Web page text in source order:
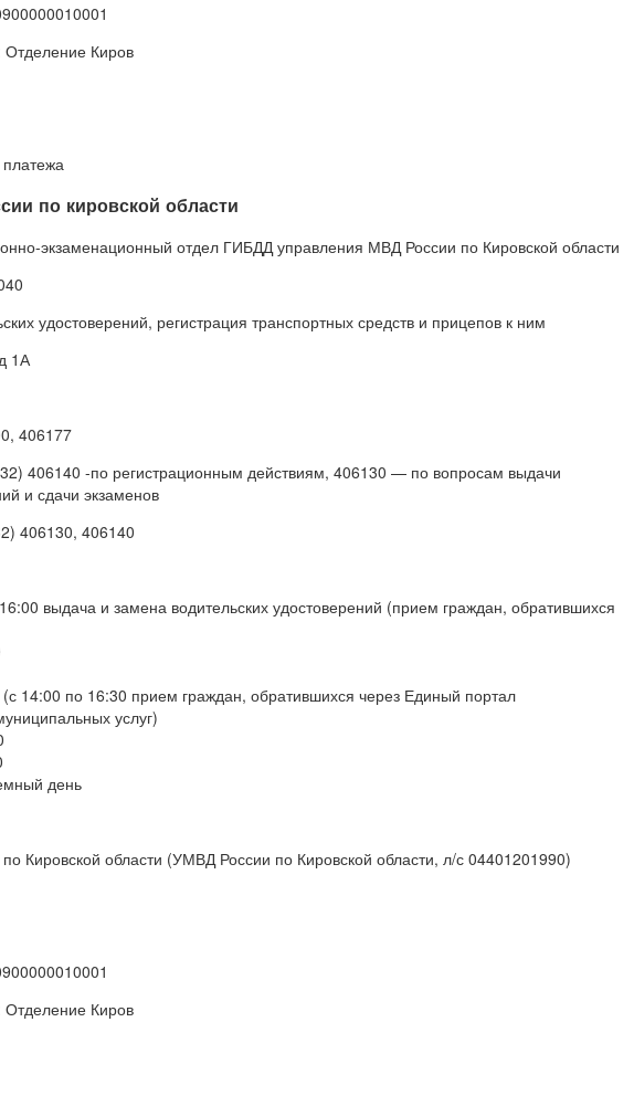
Отделение Киров
по кировской области
экзаменационный отдел ГИБДД управления МВД России по Кировской области
удостоверений, регистрация транспортных средств и прицепов к ним
1А
406177
406140 -по регистрационным действиям, 406130 — по вопросам выдачи
и сдачи экзаменов
406130, 406140
выдача и замена водительских удостоверений (прием граждан, обратившихся
14:00 по 16:30 прием граждан, обратившихся через Единый портал
услуг)
день
Кировской области (УМВД России по Кировской области, л/с 04401201990)
Отделение Киров